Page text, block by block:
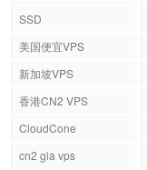
SSD
美国便宜VPS
新加坡VPS
香港CN2 VPS
CloudCone
cn2 gia vps